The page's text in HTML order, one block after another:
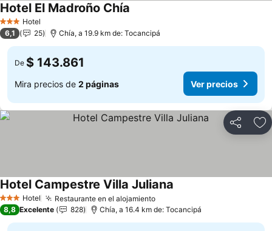
3 Estrellas
Hotel
Hotel El Madroño Chía
6,1 25 Chía, a 19.9 km de: Tocancipá
De $ 143.861
Mira precios de 2 páginas Ver precios
Compartir
3 Estrellas
Hotel Restaurante en el alojamientoVer precios
Hotel Campestre Villa Juliana
8,8 Excelente 828 Chía, a 16.4 km de: Tocancipá